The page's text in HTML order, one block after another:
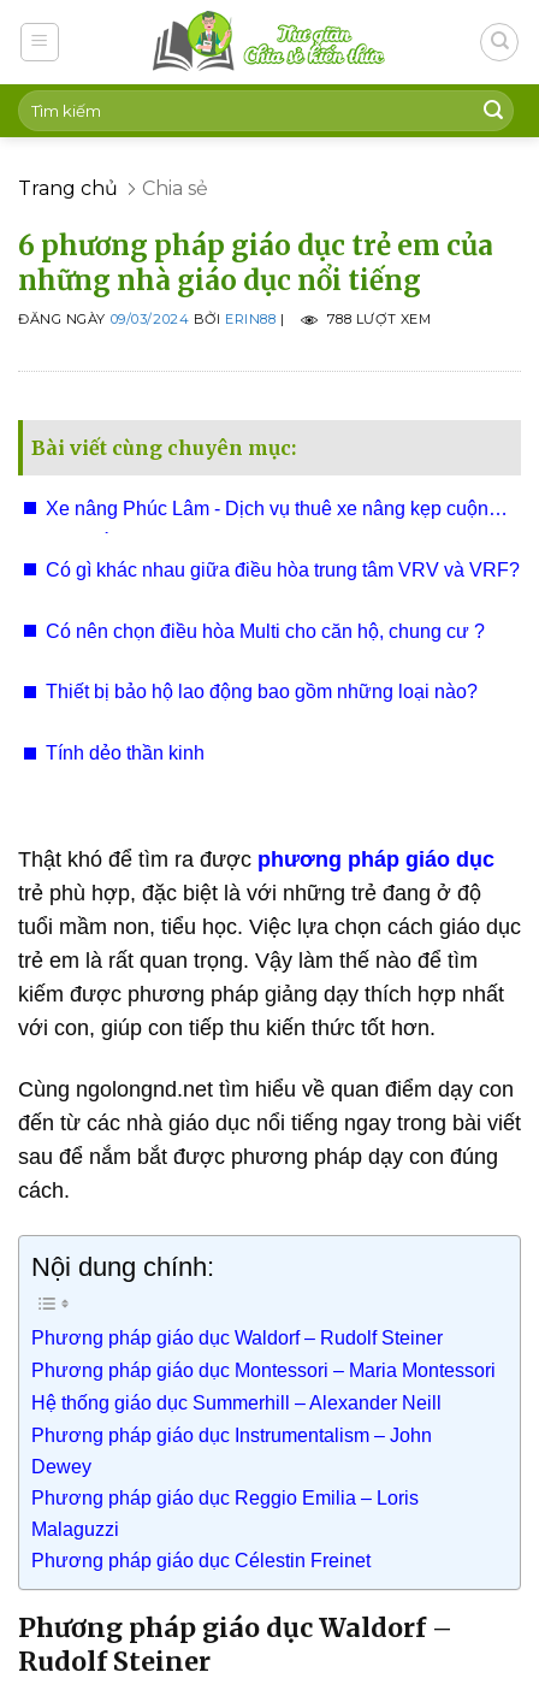
Trang chủ Chia sẻ
6 phương pháp giáo dục trẻ em của
những nhà giáo dục nổi tiếng
ĐĂNG NGÀY 09/03/2024 BỞI ERIN88 | 788 LƯỢT XEM
Bài viết cùng chuyên mục:
Xe nâng Phúc Lâm - Dịch vụ thuê xe nâng kẹp cuộn
Có gì khác nhau giữa điều hòa trung tâm VRV và VRF?
Có nên chọn điều hòa Multi cho căn hộ, chung cư ?
Thiết bị bảo hộ lao động bao gồm những loại nào?
Tính dẻo thần kinh
Thật khó để tìm ra được phương pháp giáo dục
trẻ phù hợp, đặc biệt là với những trẻ đang ở độ
tuổi mầm non, tiểu học. Việc lựa chọn cách giáo dục
trẻ em là rất quan trọng. Vậy làm thế nào để tìm
kiếm được phương pháp giảng dạy thích hợp nhất
với con, giúp con tiếp thu kiến thức tốt hơn.
Cùng ngolongnd.net tìm hiểu về quan điểm dạy con
đến từ các nhà giáo dục nổi tiếng ngay trong bài viết
sau để nắm bắt được phương pháp dạy con đúng
cách.
Nội dung chính:
Phương pháp giáo dục Waldorf – Rudolf Steiner
Phương pháp giáo dục Montessori – Maria Montessori
Hệ thống giáo dục Summerhill – Alexander Neill
Phương pháp giáo dục Instrumentalism – John
Dewey
Phương pháp giáo dục Reggio Emilia – Loris
Malaguzzi
Phương pháp giáo dục Célestin Freinet
Phương pháp giáo dục Waldorf –
Rudolf Steiner